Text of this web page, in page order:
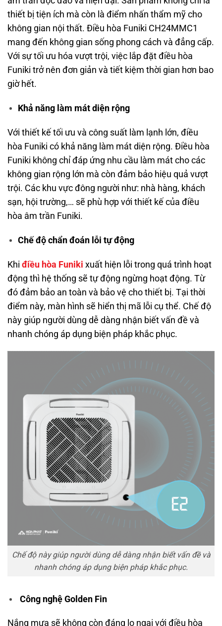
thiết bị tiện ích mà còn là điểm nhấn thẩm mỹ cho
không gian nội thất. Điều hòa Funiki CH24MMC1
mang đến không gian sống phong cách và đẳng cấp.
Với sự tối ưu hóa vượt trội, việc lắp đặt điều hòa
Funiki trở nên đơn giản và tiết kiệm thời gian hơn bao
giờ hết.
Khả năng làm mát diện rộng
Với thiết kế tối ưu và công suất làm lạnh lớn, điều
hòa Funiki có khả năng làm mát diện rộng. Điều hòa
Funiki không chỉ đáp ứng nhu cầu làm mát cho các
không gian rộng lớn mà còn đảm bảo hiệu quả vượt
trội. Các khu vực đông người như: nhà hàng, khách
sạn, hội trường,… sẽ phù hợp với thiết kế của điều
hòa âm trần Funiki.
Chế độ chẩn đoán lỗi tự động
Khi điều hòa Funiki xuất hiện lỗi trong quá trình hoạt
động thì hệ thống sẽ tự động ngừng hoạt động. Từ
đó đảm bảo an toàn và bảo vệ cho thiết bị. Tại thời
điểm này, màn hình sẽ hiển thị mã lỗi cụ thể. Chế độ
này giúp người dùng dễ dàng nhận biết vấn đề và
nhanh chóng áp dụng biện pháp khắc phục.
Chế độ này giúp người dùng dễ dàng nhận biết vấn đề và
nhanh chóng áp dụng biện pháp khắc phục.
Công nghệ Golden Fin
Nắng mưa sẽ không còn đáng lo ngại với điều hòa